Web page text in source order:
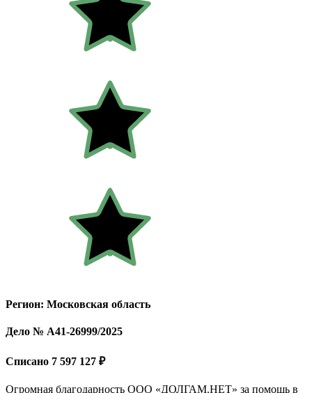
Регион: Московская область
Дело № А41-26999/2025
Списано 7 597 127 ₽
Огромная благодарность ООО «ДОЛГАМ.НЕТ» за помощь в